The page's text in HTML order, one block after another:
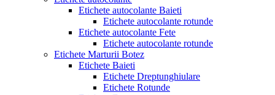
Etichete autocolante Baieti
Etichete autocolante rotunde
Etichete autocolante Fete
Etichete autocolante rotunde
Etichete Marturii Botez
Etichete Baieti
Etichete Dreptunghiulare
Etichete Rotunde